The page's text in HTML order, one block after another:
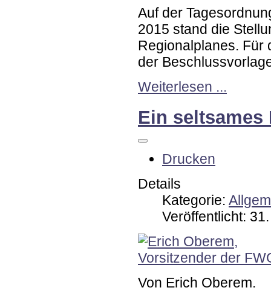
Auf der
2015 stand die
Regionalplanes. Für
der
Weiterlesen ...
Ein seltsames
Drucken
Details
Kategorie:
Veröffentlicht:
Von Erich Oberem.